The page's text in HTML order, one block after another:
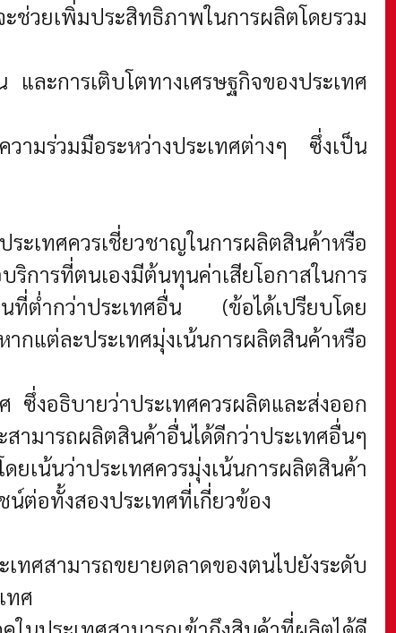
ช่วยเพิ่มประสิทธิภาพในการผลิตโดยรวม
และการเติบโตทางเศรษฐกิจของประเทศ
ามร่วมมือระหว่างประเทศต่างๆ ซึ่งเป็น
ะเทศควรเชี่ยวชาญในการผลิตสินค้าหรือ
ารที่ตนเองมีต้นทุนค่าเสียโอกาสในการ
ที่ต่ำกว่าประเทศอื่น (ข้อได้เปรียบโดย
กแต่ละประเทศมุ่งเน้นการผลิตสินค้าหรือ
ซึ่งอธิบายว่าประเทศควรผลิตและส่งออก
มารถผลิตสินค้าอื่นได้ดีกว่าประเทศอื่นๆ
ยเน้นว่าประเทศควรมุ่งเน้นการผลิตสินค้า
ต่อทั้งสองประเทศที่เกี่ยวข้อง
ทศสามารถขยายตลาดของตนไปยังระดับ
ทศ